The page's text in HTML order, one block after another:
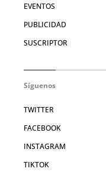
EVENTOS
PUBLICIDAD
SUSCRIPTOR
Síguenos
TWITTER
FACEBOOK
INSTAGRAM
TIKTOK